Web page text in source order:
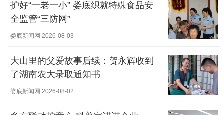
护好“一老一小” 娄底织就特殊食品安
全监管“三防网”
娄底新闻网 2026-08-03
大山里的父爱故事后续：贺永辉收到
了湖南农大录取通知书
娄底新闻网 2026-08-02